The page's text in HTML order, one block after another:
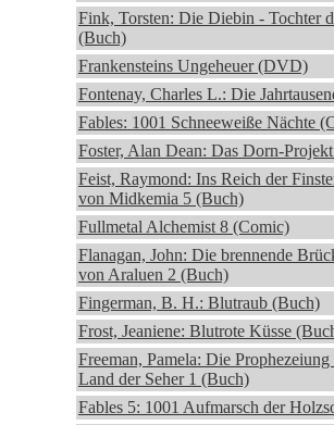
Fink, Torsten: Die Diebin - Tochter
(Buch)
Frankensteins Ungeheuer (DVD)
Fontenay, Charles L.: Die
Fables: 1001 Schneeweiße Nächte
Foster, Alan Dean: Das Dorn-
Feist, Raymond: Ins Reich der
von Midkemia 5 (Buch)
Fullmetal Alchemist 8 (Comic)
Flanagan, John: Die brennende
von Araluen 2 (Buch)
Fingerman, B. H.: Blutraub (Buch)
Frost, Jeaniene: Blutrote Küsse
Freeman, Pamela: Die
Land der Seher 1 (Buch)
Fables 5: 1001 Aufmarsch der